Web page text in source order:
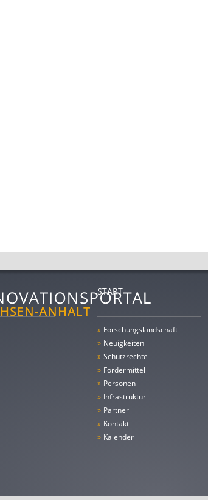
START
» Forschungs­landschaft
» Neuigkeiten
» Schutzrechte
» Fördermittel
» Personen
» Infrastruktur
» Partner
» Kontakt
» Kalender